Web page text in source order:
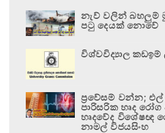
නැව් වලින් බහලුම්
පටු දෙයක් නොවේ
විශ්වවිද්‍යාල
ප්‍රවේසම් වන්න;
පාරිසරික හෘද රෝග
හෘදවේද විශේෂඥ
නාමල් විජයසිංහ